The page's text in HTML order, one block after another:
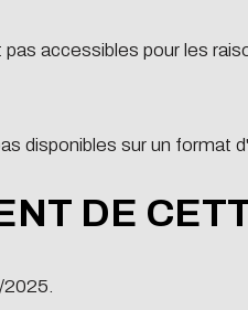
accessibles pour les
disponibles sur un format
DE